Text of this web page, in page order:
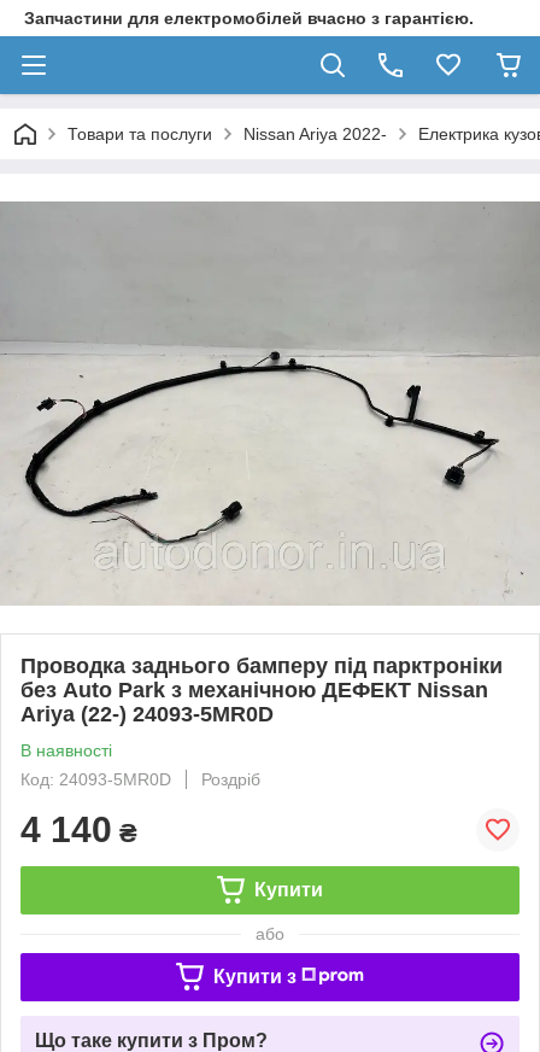
Запчастини для електромобілей вчасно з гарантією.
Товари та послуги Nissan Ariya 2022- Електрика
Проводка заднього бамперу під парктроніки
без Auto Park з механічною ДЕФЕКТ Nissan
Ariya (22-) 24093-5MR0D
В наявності
Код: 24093-5MR0D
Роздріб
4 140 ₴
Купити
або
Купити з
Що таке купити з Пром?